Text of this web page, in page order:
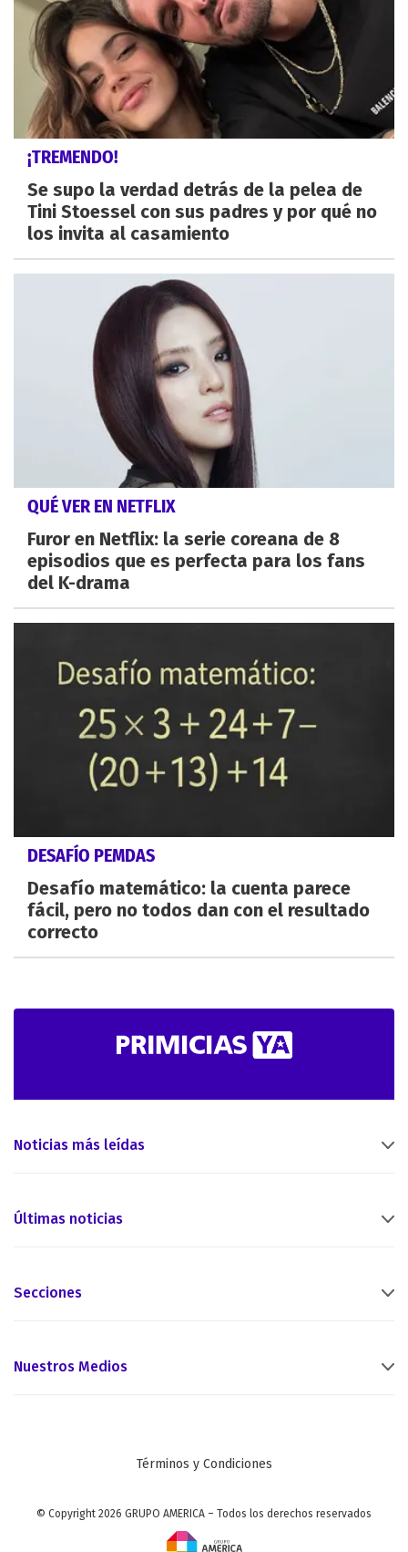
¡TREMENDO!
Se supo la verdad detrás de la pelea de
Tini Stoessel con sus padres y por qué no
los invita al casamiento
QUÉ VER EN NETFLIX
Furor en Netflix: la serie coreana de 8
episodios que es perfecta para los fans
del K-drama
DESAFÍO PEMDAS
Desafío matemático: la cuenta parece
fácil, pero no todos dan con el resultado
correcto
Noticias más leídas
Últimas noticias
Secciones
Nuestros Medios
Términos y Condiciones
© Copyright 2026 GRUPO AMERICA – Todos los derechos reservados